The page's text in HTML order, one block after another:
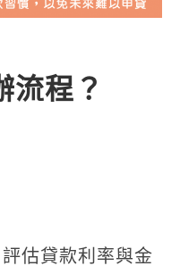
流程？
估貸款利率與金